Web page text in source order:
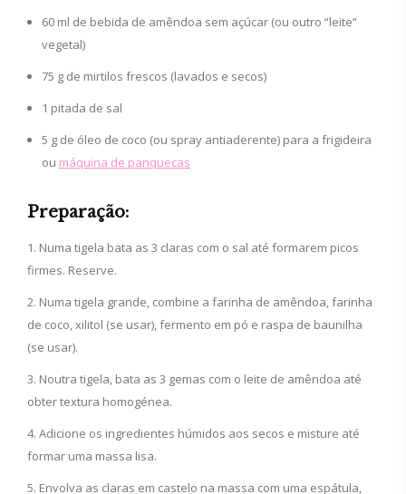
60 ml de bebida de amêndoa sem açúcar (ou outro “leite”
vegetal)
75 g de mirtilos frescos (lavados e secos)
1 pitada de sal
5 g de óleo de coco (ou spray antiaderente) para a frigideira
ou máquina de panquecas
Preparação:
Numa tigela bata as 3 claras com o sal até formarem picos
firmes. Reserve.
Numa tigela grande, combine a farinha de amêndoa, farinha
de coco, xilitol (se usar), fermento em pó e raspa de baunilha
(se usar).
Noutra tigela, bata as 3 gemas com o leite de amêndoa até
obter textura homogénea.
Adicione os ingredientes húmidos aos secos e misture até
formar uma massa lisa.
Envolva as claras em castelo na massa com uma espátula,